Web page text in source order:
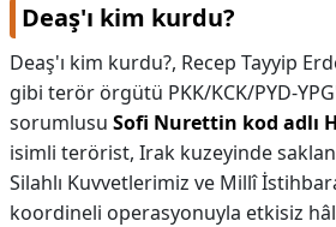
Deaş'ı kim kurdu?
Deaş'ı kim kurdu?, Recep Tayyip
gibi terör örgütü PKK/KCK/PYD-
sorumlusu Sofi Nurettin kod adlı
isimli terörist, Irak kuzeyinde
Silahlı Kuvvetlerimiz ve Millî
koordineli operasyonuyla etkisiz